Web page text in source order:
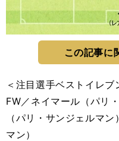
この記事に
＜注目選手ベストイレブ
FW／ネイマール（パリ
（パリ・サンジェルマ
マン）